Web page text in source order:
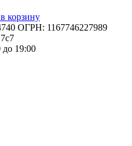
корзину
ОГРН: 1167746227989
19:00